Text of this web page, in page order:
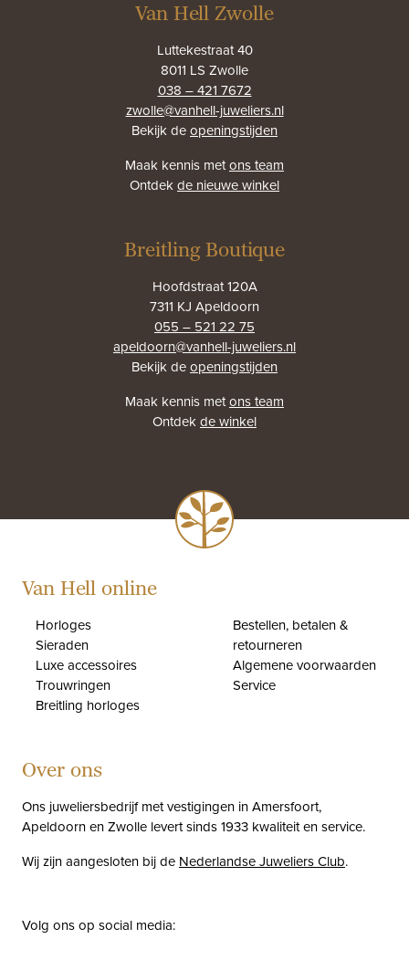
Van Hell Zwolle
Luttekestraat 40
8011 LS Zwolle
038 – 421 7672
zwolle@vanhell-juweliers.nl
Bekijk deopeningstijden
Maak kennis metons team
Ontdekde nieuwe winkel
Breitling Boutique
Hoofdstraat 120A
7311 KJ Apeldoorn
055 – 521 22 75
apeldoorn@vanhell-juweliers.nl
Bekijk deopeningstijden
Maak kennis metons team
Ontdekde winkel
Van Hell online
Horloges
Sieraden
Luxe accessoires
Trouwringen
Breitling horloges
Bestellen, betalen &
retourneren
Algemene voorwaarden
Service
Over ons
Ons juweliersbedrijf met vestigingen in Amersfoort,
Apeldoorn en Zwolle levert sinds 1933 kwaliteit en service.
Wij zijn aangesloten bij de Nederlandse Juweliers Club.
Volg ons op social media: